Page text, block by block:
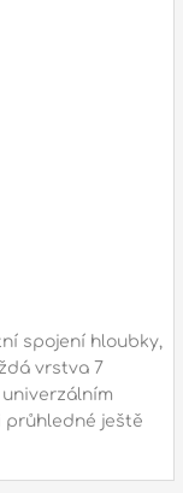
spojení hloubky,
vrstva 7
univerzálním
průhledné ještě